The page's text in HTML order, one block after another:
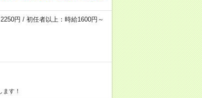
円 / 初任者以上：時給1600円～
す！